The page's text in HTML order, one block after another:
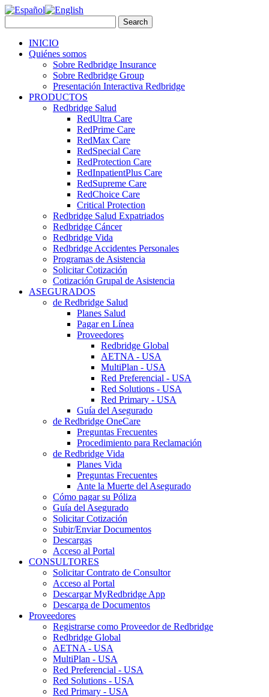
INICIO
Quiénes somos
Sobre Redbridge Insurance
Sobre Redbridge Group
Presentación Interactiva Redbridge
PRODUCTOS
Redbridge Salud
RedUltra Care
RedPrime Care
RedMax Care
RedSpecial Care
RedProtection Care
RedInpatientPlus Care
RedSupreme Care
RedChoice Care
Critical Protection
Redbridge Salud Expatriados
Redbridge Cáncer
Redbridge Vida
Redbridge Accidentes Personales
Programas de Asistencia
Solicitar Cotización
Cotización Grupal de Asistencia
ASEGURADOS
de Redbridge Salud
Planes Salud
Pagar en Línea
Proveedores
Redbridge Global
AETNA - USA
MultiPlan - USA
Red Preferencial - USA
Red Solutions - USA
Red Primary - USA
Guía del Asegurado
de Redbridge OneCare
Preguntas Frecuentes
Procedimiento para Reclamación
de Redbridge Vida
Planes Vida
Preguntas Frecuentes
Ante la Muerte del Asegurado
Cómo pagar su Póliza
Guía del Asegurado
Solicitar Cotización
Subir/Enviar Documentos
Descargas
Acceso al Portal
CONSULTORES
Solicitar Contrato de Consultor
Acceso al Portal
Descargar MyRedbridge App
Descarga de Documentos
Proveedores
Registrarse como Proveedor de Redbridge
Redbridge Global
AETNA - USA
MultiPlan - USA
Red Preferencial - USA
Red Solutions - USA
Red Primary - USA